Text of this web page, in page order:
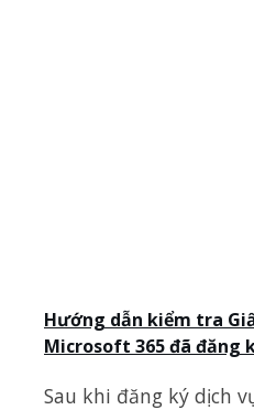
Hướng dẫn kiểm tra
Microsoft 365 đã đăng
Sau khi đăng ký dịch